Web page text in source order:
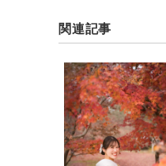
関連記事